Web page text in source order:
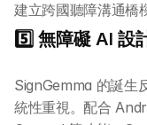
建立跨國聽障溝通橋
5️⃣ 無障礙 AI 設
SignGemma 的誕生
統性重視。配合